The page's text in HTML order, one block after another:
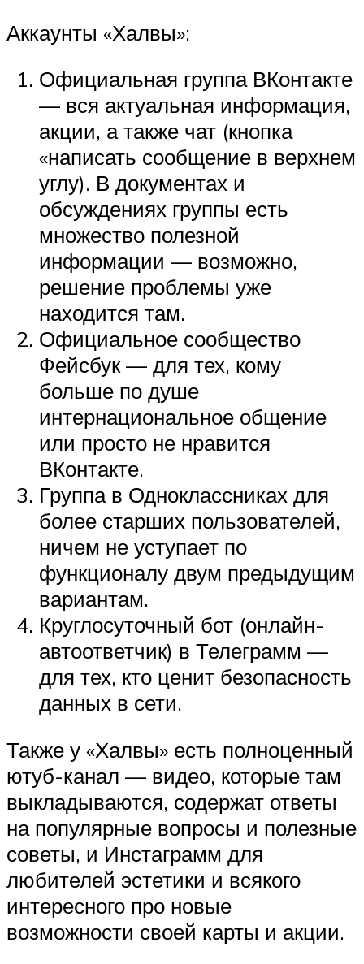
Аккаунты «Халвы»:
Официальная группа ВКонтакте
— вся актуальная информация,
акции, а также чат (кнопка
«написать сообщение в верхнем
углу). В документах и
обсуждениях группы есть
множество полезной
информации — возможно,
решение проблемы уже
находится там.
Официальное сообщество
Фейсбук — для тех, кому
больше по душе
интернациональное общение
или просто не нравится
ВКонтакте.
Группа в Одноклассниках для
более старших пользователей,
ничем не уступает по
функционалу двум предыдущим
вариантам.
Круглосуточный бот (онлайн-
автоответчик) в Телеграмм —
для тех, кто ценит безопасность
данных в сети.
Также у «Халвы» есть полноценный
ютуб-канал — видео, которые там
выкладываются, содержат ответы
на популярные вопросы и полезные
советы, и Инстаграмм для
любителей эстетики и всякого
интересного про новые
возможности своей карты и акции.